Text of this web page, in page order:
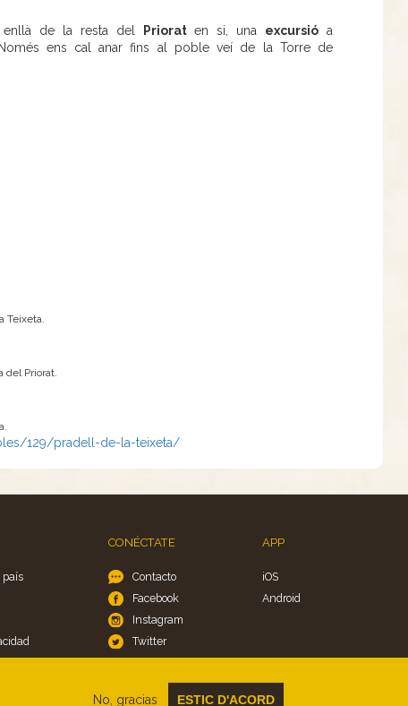
enllà de la resta del Prioraten si, una excursió a
ens cal anar fins al poble veí de la Torre de
Teixeta.
del Priorat.
129/pradell-de-la-teixeta/
país
CONÉCTATE
Contacto
Facebook
Instagram
Twitter
APP
iOS
Android
No, gracias ESTIC D'ACORD